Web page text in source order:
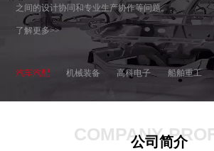
之间的设计协同和专业生产协作等问题。
了解更多>>
汽车汽配 机械装备 高科电子 船舶重工
COMPANY
公司简介